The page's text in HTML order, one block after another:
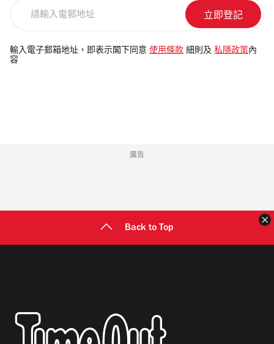
電
郵
輸入電子郵箱地址，即表示閣下同意 使用條款 細則及 私隱政策 內
容
廣告
Back to Top